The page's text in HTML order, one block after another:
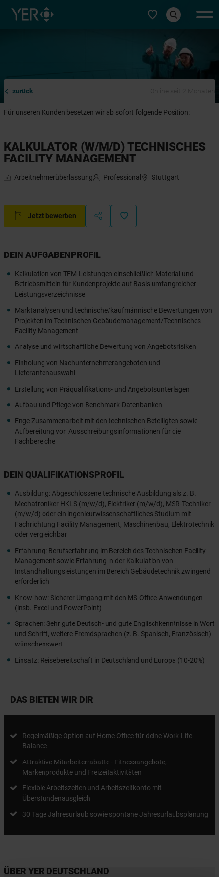
Typ auswählen
zurück
Für unseren Kunden besetzen wir ab sofort folgende Position:
KALKULATOR (W/M/D) TECHNISCHES
FACILITY MANAGEMENT
Arbeitnehmerüberlassung Professional Stuttgart
Jetzt bewerben
DEIN AUFGABENPROFIL
Kalkulation von TFM-Leistungen einschließlich Material und
Betriebsmitteln für Kundenprojekte auf Basis umfangreicher
Leistungsverzeichnisse
Marktanalysen und technische/kaufmännische Bewertungen von
Projekten im Technischen Gebäudemanagement/Technisches
Facility Management
Analyse und wirtschaftliche Bewertung von Angebotsrisiken
Einholung von Nachunternehmerangeboten und
Lieferantenauswahl
Erstellung von Präqualifikations- und Angebotsunterlagen
Aufbau und Pflege von Benchmark-Datenbanken
Enge Zusammenarbeit mit den technischen Beteiligten sowie
Aufbereitung von Ausschreibungsinformationen für die
Fachbereiche
DEIN QUALIFIKATIONSPROFIL
Ausbildung: Abgeschlossene technische Ausbildung als z. B.
Mechatroniker HKLS (m/w/d), Elektriker (m/w/d), MSR-Techniker
(m/w/d) oder ein ingenieurwissenschaftliches Studium mit
Fachrichtung Facility Management, Maschinenbau, Elektrotechnik
oder vergleichbar
Erfahrung: Berufserfahrung im Bereich des Technischen Facility
Management sowie Erfahrung in der Kalkulation von
Instandhaltungsleistungen im Bereich Gebäudetechnik zwingend
erforderlich
Know-how: Sicherer Umgang mit den MS-Office-Anwendungen
(insb. Excel und PowerPoint)
Sprachen: Sehr gute Deutsch- und gute Englischkenntnisse in Wort
und Schrift, weitere Fremdsprachen (z. B. Spanisch, Französisch)
wünschenswert
Einsatz: Reisebereitschaft in Deutschland und Europa (10-20%)
DAS BIETEN WIR DIR
Regelmäßige Option auf Home Office für deine Work-Life-
Balance
Attraktive Mitarbeiterrabatte - Fitnessangebote,
Markenprodukte und Freizeitaktivitäten
Flexible Arbeitszeiten und Arbeitszeitkonto mit
Überstundenausgleich
30 Tage Jahresurlaub sowie spontane Jahresurlaubsplanung
ÜBER YER DEUTSCHLAND